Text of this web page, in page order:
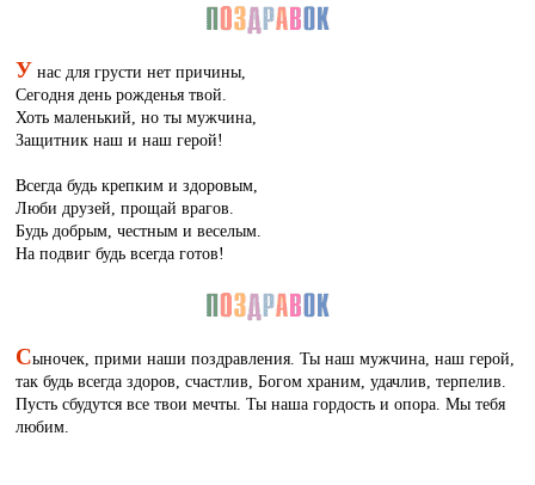
У нас для грусти нет причины,
Сегодня день рожденья твой.
Хоть маленький, но ты мужчина,
Защитник наш и наш герой!
Всегда будь крепким и здоровым,
Люби друзей, прощай врагов.
Будь добрым, честным и веселым.
На подвиг будь всегда готов!
Сыночек, прими наши поздравления. Ты наш мужчина, наш герой,
так будь всегда здоров, счастлив, Богом храним, удачлив, терпелив.
Пусть сбудутся все твои мечты. Ты наша гордость и опора. Мы тебя
любим.